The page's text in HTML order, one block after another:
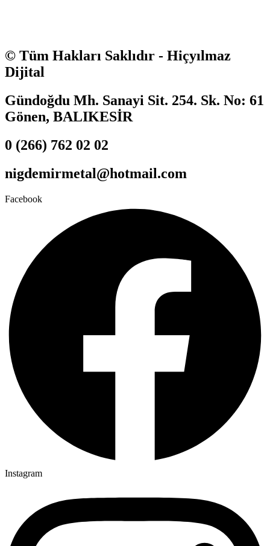
© Tüm Hakları Saklıdır - Hiçyılmaz
Dijital
Gündoğdu Mh. Sanayi Sit. 254. Sk. No: 61
Gönen, BALIKESİR
0 (266) 762 02 02
nigdemirmetal@hotmail.com
Facebook
Instagram